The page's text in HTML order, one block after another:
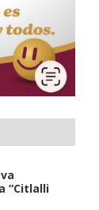
“Citlalli